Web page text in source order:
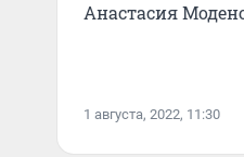
Анастасия
1 августа, 2022, 11:30